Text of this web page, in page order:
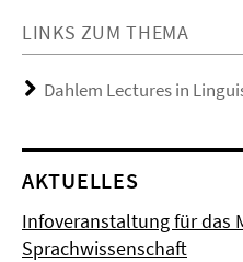
LINKS ZUM THEMA
Dahlem Lectures in
AKTUELLES
Infoveranstaltung für das
Sprachwissenschaft